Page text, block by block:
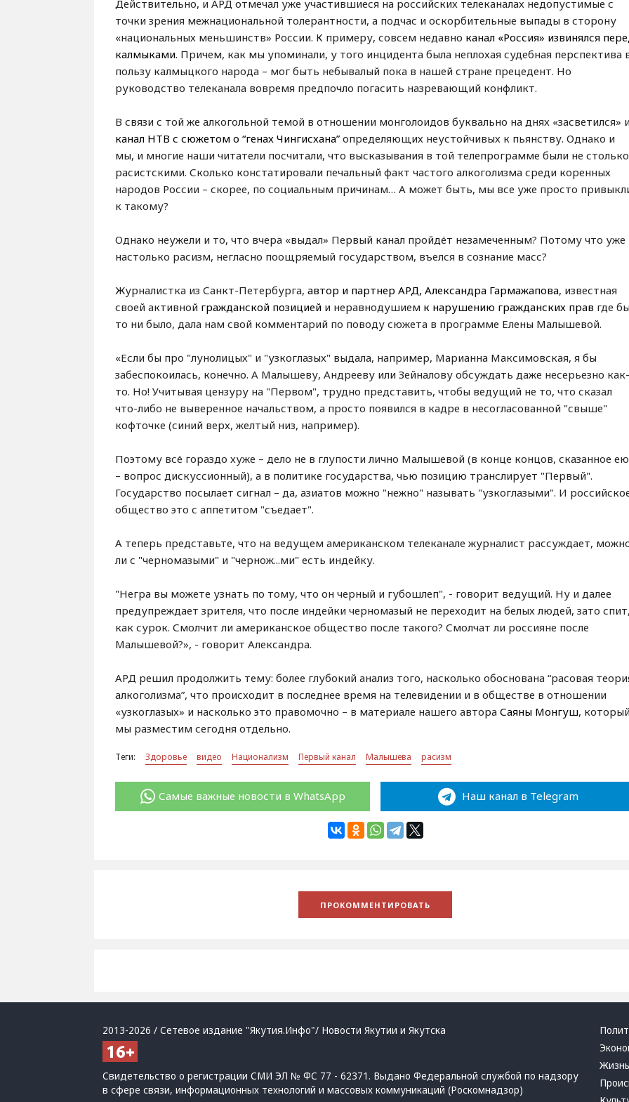
Действительно, и АРД отмечал уже участившиеся на российских телеканалах недопустимые с
точки зрения межнациональной толерантности, а подчас и оскорбительные выпады в сторону
«национальных меньшинств» России. К примеру, совсем недавно канал «Россия» извинялся
калмыками. Причем, как мы упоминали, у того инцидента была неплохая судебная перспектива
пользу калмыцкого народа – мог быть небывалый пока в нашей стране прецедент. Но
руководство телеканала вовремя предпочло погасить назревающий конфликт.
В связи с той же алкогольной темой в отношении монголоидов буквально на днях «засветился» и
канал НТВ с сюжетом о “генах Чингисхана” определяющих неустойчивых к пьянству. Однако и
мы, и многие наши читатели посчитали, что высказывания в той телепрограмме были не столько
расистскими. Сколько констатировали печальный факт частого алкоголизма среди коренных
народов России – скорее, по социальным причинам… А может быть, мы все уже просто
к такому?
Однако неужели и то, что вчера «выдал» Первый канал пройдёт незамеченным? Потому что уже
настолько расизм, негласно поощряемый государством, въелся в сознание масс?
Журналистка из Санкт-Петербурга,автор и партнер АРД, Александра Гармажапова, известная
своей активной гражданской позицией и неравнодушием к нарушению гражданских прав где бы
то ни было, дала нам свой комментарий по поводу сюжета в программе Елены Малышевой.
«Если бы про "лунолицых" и "узкоглазых" выдала, например, Марианна Максимовская, я бы
забеспокоилась, конечно. А Малышеву, Андрееву или Зейналову обсуждать даже несерьезно как-
то. Но! Учитывая цензуру на "Первом", трудно представить, чтобы ведущий не то, что сказал
что-либо не выверенное начальством, а просто появился в кадре в несогласованной "свыше"
кофточке (синий верх, желтый низ, например).
Поэтому всё гораздо хуже – дело не в глупости лично Малышевой (в конце концов, сказанное ею
– вопрос дискуссионный), а в политике государства, чью позицию транслирует "Первый".
Государство посылает сигнал – да, азиатов можно "нежно" называть "узкоглазыми". И
общество это с аппетитом "съедает".
А теперь представьте, что на ведущем американском телеканале журналист рассуждает,
ли с "черномазыми" и "чернож...ми" есть индейку.
"Негра вы можете узнать по тому, что он черный и губошлеп", - говорит ведущий. Ну и далее
предупреждает зрителя, что после индейки черномазый не переходит на белых людей, зато спит,
как сурок. Смолчит ли американское общество после такого? Смолчат ли россияне после
Малышевой?», - говорит Александра.
АРД решил продолжить тему: более глубокий анализ того, насколько обоснована “расовая
алкоголизма”, что происходит в последнее время на телевидении и в обществе в отношении
«узкоглазых» и насколько это правомочно – в материале нашего автораСаяны Монгуш, который
мы разместим сегодня отдельно.
Теги: Здоровье видео Национализм Первый канал Малышева расизм
Самые важные новости в WhatsApp Наш канал в Telegram
2013-2026 / Сетевое издание "Якутия.Инфо"/ Новости Якутии и Якутска
Свидетельство о регистрации СМИ ЭЛ № ФС 77 - 62371. Выдано Федеральной службой по надзору
в сфере связи, информационных технологий и массовых коммуникаций (Роскомнадзор)
Жизнь